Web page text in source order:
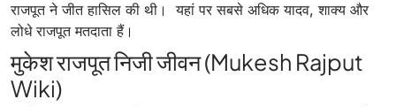
राजपूत ने जीत हासिल की थी। यहां पर सबसे अधिक यादव, शाक्य और
लोधे राजपूत मतदाता हैं।
मुकेश राजपूत निजी जीवन (Mukesh Rajput
Wiki)